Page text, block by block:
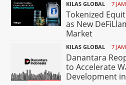
KILAS GLOBAL 7
Tokenized
as New
Market
KILAS GLOBAL 7
Danantara
to Accelerate
Development